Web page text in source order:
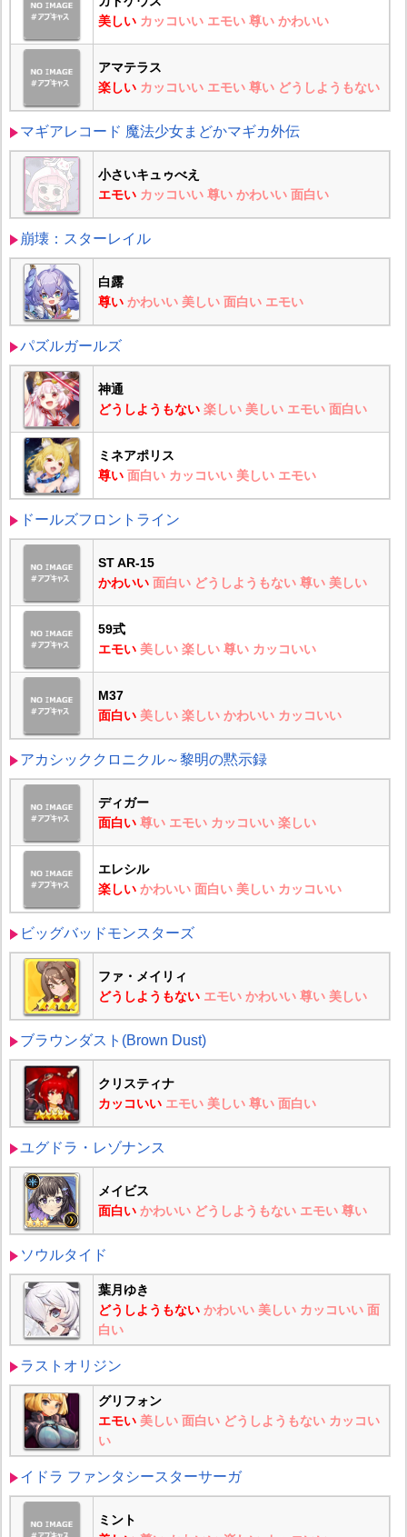
美しい カッコいい エモい 尊い かわいい
アマテラス
楽しい カッコいい エモい 尊い どうしようもない
マギアレコード 魔法少女まどかマギカ外伝
小さいキュゥべえ
エモい カッコいい 尊い かわいい 面白い
崩壊：スターレイル
白露
尊い かわいい 美しい 面白い エモい
パズルガールズ
神通
どうしようもない 楽しい 美しい エモい 面白い
ミネアポリス
尊い 面白い カッコいい 美しい エモい
ドールズフロントライン
ST AR-15
かわいい 面白い どうしようもない 尊い 美しい
59式
エモい 美しい 楽しい 尊い カッコいい
M37
面白い 美しい 楽しい かわいい カッコいい
アカシッククロニクル～黎明の黙示録
ディガー
面白い 尊い エモい カッコいい 楽しい
エレシル
楽しい かわいい 面白い 美しい カッコいい
ビッグバッドモンスターズ
ファ・メイリィ
どうしようもない エモい かわいい 尊い 美しい
ブラウンダスト(Brown Dust)
クリスティナ
カッコいい エモい 美しい 尊い 面白い
ユグドラ・レゾナンス
メイビス
面白い かわいい どうしようもない エモい 尊い
ソウルタイド
葉月ゆき
どうしようもない かわいい 美しい カッコいい 面
白い
ラストオリジン
グリフォン
エモい 美しい 面白い どうしようもない カッコい
い
イドラ ファンタシースターサーガ
ミント